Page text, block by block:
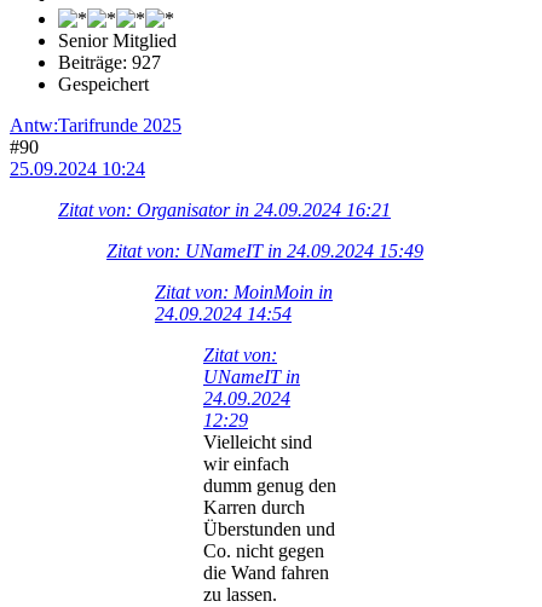
Senior Mitglied
Beiträge: 927
Gespeichert
Antw:Tarifrunde 2025
#90
25.09.2024 10:24
Zitat von: Organisator in 24.09.2024 16:21
Zitat von: UNameIT in 24.09.2024 15:49
Zitat von: MoinMoin in
24.09.2024 14:54
Zitat von:
UNameIT in
24.09.2024
12:29
Vielleicht sind
wir einfach
dumm genug den
Karren durch
Überstunden und
Co. nicht gegen
die Wand fahren
zu lassen.